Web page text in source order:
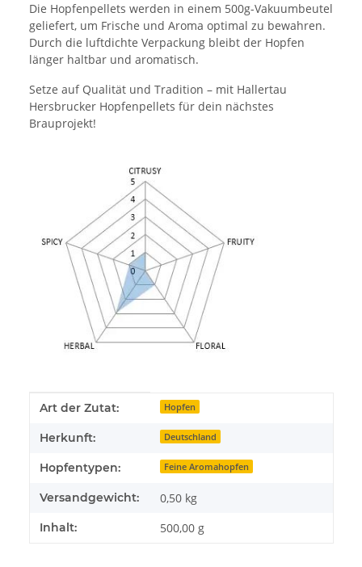
Die Hopfenpellets werden in einem 500g-Vakuumbeutel
geliefert, um Frische und Aroma optimal zu bewahren.
Durch die luftdichte Verpackung bleibt der Hopfen
länger haltbar und aromatisch.
Setze auf Qualität und Tradition – mit Hallertau
Hersbrucker Hopfenpellets für dein nächstes
Brauprojekt!
Produkteigenschaft
Wert
Art der Zutat: Hopfen
Herkunft: Deutschland
Hopfentypen: Feine Aromahopfen
Versandgewicht: 0,50 kg
Inhalt: 500,00 g